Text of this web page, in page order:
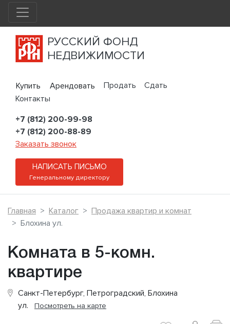
РУССКИЙ ФОНД
НЕДВИЖИМОСТИ
Купить Арендовать Продать
Сдать
Контакты
+7 (812) 200-99-98
+7 (812) 200-88-89
Заказать звонок
НАПИСАТЬ ПИСЬМО
Генеральному директору
Главная Каталог
Продажа квартир и комнат
Блохина ул.
Комната в 5-комн.
квартире
Санкт-Петербург, Петроградский, Блохина
ул. Посмотреть на карте